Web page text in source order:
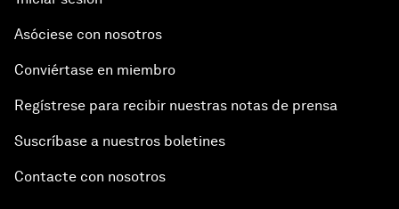
Asóciese con nosotros
Conviértase en miembro
Regístrese para recibir nuestras notas de prensa
Suscríbase a nuestros boletines
Contacte con nosotros